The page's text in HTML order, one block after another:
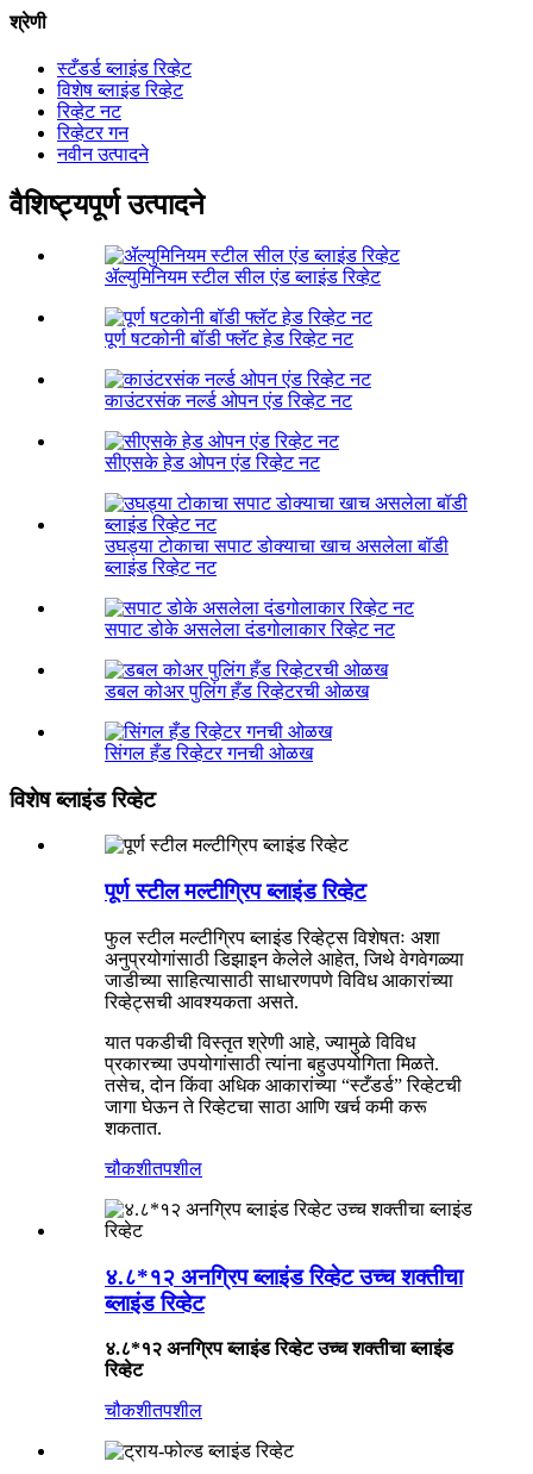
श्रेणी
स्टँडर्ड ब्लाइंड रिव्हेट
विशेष ब्लाइंड रिव्हेट
रिव्हेट नट
रिव्हेटर गन
नवीन उत्पादने
वैशिष्ट्यपूर्ण उत्पादने
ॲल्युमिनियम स्टील सील एंड ब्लाइंड रिव्हेट
पूर्ण षटकोनी बॉडी फ्लॅट हेड रिव्हेट नट
काउंटरसंक नर्ल्ड ओपन एंड रिव्हेट नट
सीएसके हेड ओपन एंड रिव्हेट नट
उघड्या टोकाचा सपाट डोक्याचा खाच असलेला बॉडी
ब्लाइंड रिव्हेट नट
सपाट डोके असलेला दंडगोलाकार रिव्हेट नट
डबल कोअर पुलिंग हँड रिव्हेटरची ओळख
सिंगल हँड रिव्हेटर गनची ओळख
विशेष ब्लाइंड रिव्हेट
पूर्ण स्टील मल्टीग्रिप ब्लाइंड रिव्हेट
फुल स्टील मल्टीग्रिप ब्लाइंड रिव्हेट्स विशेषतः अशा
अनुप्रयोगांसाठी डिझाइन केलेले आहेत, जिथे वेगवेगळ्या
जाडीच्या साहित्यासाठी साधारणपणे विविध आकारांच्या
रिव्हेट्सची आवश्यकता असते.
यात पकडीची विस्तृत श्रेणी आहे, ज्यामुळे विविध
प्रकारच्या उपयोगांसाठी त्यांना बहुउपयोगिता मिळते.
तसेच, दोन किंवा अधिक आकारांच्या “स्टँडर्ड” रिव्हेटची
जागा घेऊन ते रिव्हेटचा साठा आणि खर्च कमी करू
शकतात.
चौकशीतपशील
४.८*१२ अनग्रिप ब्लाइंड रिव्हेट उच्च शक्तीचा
ब्लाइंड रिव्हेट
४.८*१२ अनग्रिप ब्लाइंड रिव्हेट उच्च शक्तीचा ब्लाइंड
रिव्हेट
चौकशीतपशील